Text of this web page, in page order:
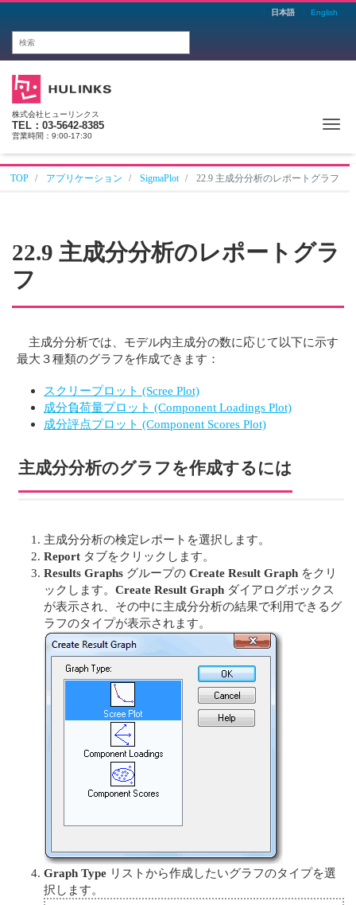
日本語 English
株式会社ヒューリンクス
TEL：03-5642-8385
営業時間：9:00-17:30
TOP アプリケーション SigmaPlot 22.9 主成分分析のレポートグラフ
22.9 主成分分析のレポートグラ
フ
主成分分析では、モデル内主成分の数に応じて以下に示す
最大３種類のグラフを作成できます：
スクリープロット (Scree Plot)
成分負荷量プロット (Component Loadings Plot)
成分評点プロット (Component Scores Plot)
主成分分析のグラフを作成するには
主成分分析の検定レポートを選択します。
Report タブをクリックします。
Results Graphs グループの Create Result Graph をクリ
ックします。 Create Result Graph ダイアログボックス
が表示され、その中に主成分分析の結果で利用できるグ
ラフのタイプが表示されます。
Graph Type リストから作成したいグラフのタイプを選
択します。